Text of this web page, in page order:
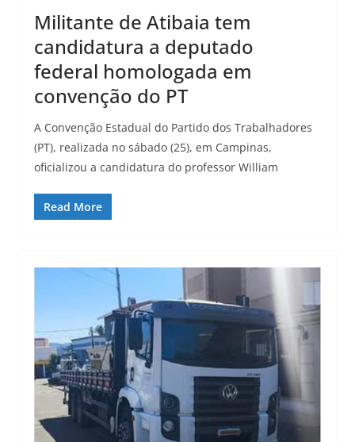
Militante de Atibaia tem
candidatura a deputado
federal homologada em
convenção do PT
A Convenção Estadual do Partido dos Trabalhadores
(PT), realizada no sábado (25), em Campinas,
oficializou a candidatura do professor William
Read More